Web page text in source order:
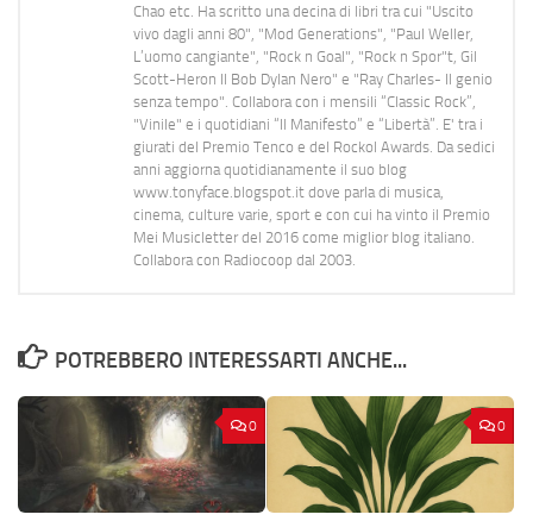
Chao etc. Ha scritto una decina di libri tra cui "Uscito
vivo dagli anni 80", "Mod Generations", "Paul Weller,
L’uomo cangiante", "Rock n Goal", "Rock n Spor"t, Gil
Scott-Heron Il Bob Dylan Nero" e "Ray Charles- Il genio
senza tempo". Collabora con i mensili “Classic Rock”,
"Vinile" e i quotidiani “Il Manifesto” e “Libertà”. E' tra i
giurati del Premio Tenco e del Rockol Awards. Da sedici
anni aggiorna quotidianamente il suo blog
www.tonyface.blogspot.it dove parla di musica,
cinema, culture varie, sport e con cui ha vinto il Premio
Mei Musicletter del 2016 come miglior blog italiano.
Collabora con Radiocoop dal 2003.
POTREBBERO INTERESSARTI ANCHE...
0 0